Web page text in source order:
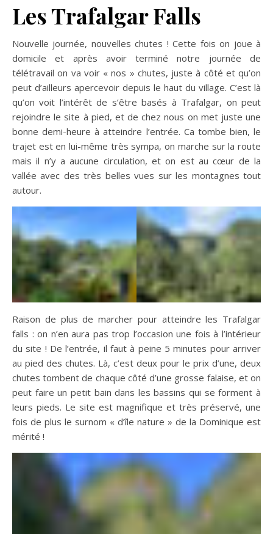
Les Trafalgar Falls
Nouvelle journée, nouvelles chutes ! Cette fois on joue à
domicile et après avoir terminé notre journée de
télétravail on va voir « nos » chutes, juste à côté et qu’on
peut d’ailleurs apercevoir depuis le haut du village. C’est là
qu’on voit l’intérêt de s’être basés à Trafalgar, on peut
rejoindre le site à pied, et de chez nous on met juste une
bonne demi-heure à atteindre l’entrée. Ca tombe bien, le
trajet est en lui-même très sympa, on marche sur la route
mais il n’y a aucune circulation, et on est au cœur de la
vallée avec des très belles vues sur les montagnes tout
autour.
Raison de plus de marcher pour atteindre les Trafalgar
falls : on n’en aura pas trop l’occasion une fois à l’intérieur
du site ! De l’entrée, il faut à peine 5 minutes pour arriver
au pied des chutes. Là, c’est deux pour le prix d’une, deux
chutes tombent de chaque côté d’une grosse falaise, et on
peut faire un petit bain dans les bassins qui se forment à
leurs pieds. Le site est magnifique et très préservé, une
fois de plus le surnom « d’île nature » de la Dominique est
mérité !